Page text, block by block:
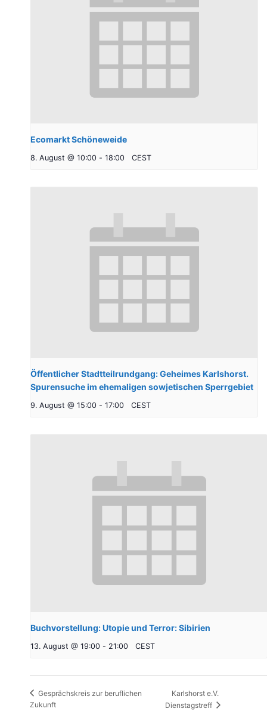
Ecomarkt Schöneweide
8. August @ 10:00 - 18:00 CEST
Öffentlicher Stadtteilrundgang: Geheimes Karlshorst.
Spurensuche im ehemaligen sowjetischen Sperrgebiet
9. August @ 15:00 - 17:00 CEST
Buchvorstellung: Utopie und Terror: Sibirien
13. August @ 19:00 - 21:00 CEST
Gesprächskreis zur beruflichen
Zukunft
Karlshorst e.V.
Dienstagstreff